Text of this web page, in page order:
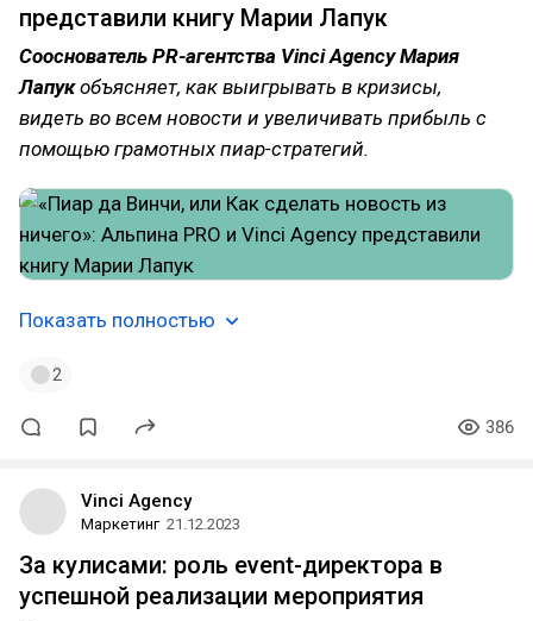
представили книгу Марии Лапук
Сооснователь PR-агентства Vinci Agency Мария
Лапукобъясняет, как выигрывать в кризисы,
видеть во всем новости и увеличивать прибыль с
помощью грамотных пиар-стратегий.
Показать полностью
2
386
Vinci Agency
Маркетинг 21.12.2023
За кулисами: роль event-директора в
успешной реализации мероприятия